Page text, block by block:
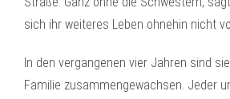
sich ihr weiteres Leben ohnehin nicht
In den vergangenen vier Jahren sind
Familie zusammengewachsen. Jeder